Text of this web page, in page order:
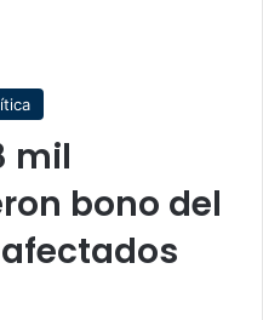
mil
bono del